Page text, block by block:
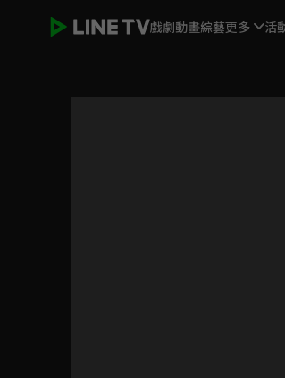
戲劇動畫綜藝更多 活